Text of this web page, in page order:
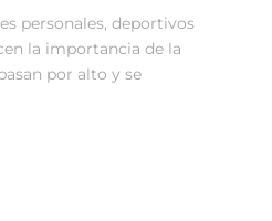
personales, deportivos
la importancia de la
por alto y se